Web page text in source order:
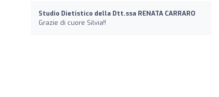
Studio Dietistico della Dtt.ssa RENATA CARRARO
Grazie di cuore Silvia!!